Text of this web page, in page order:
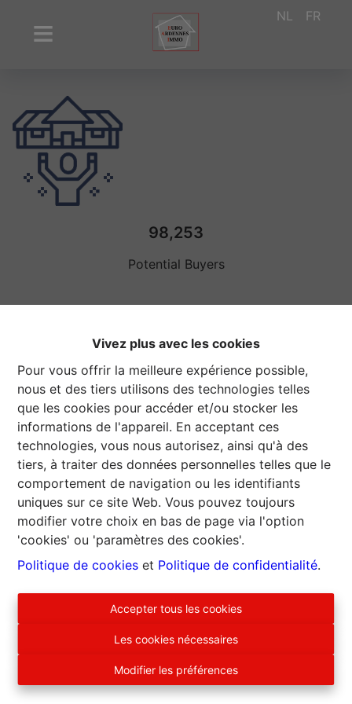
Vivez plus avec les cookies
Pour vous offrir la meilleure expérience possible,
nous et des tiers utilisons des technologies telles
que les cookies pour accéder et/ou stocker les
informations de l'appareil. En acceptant ces
technologies, vous nous autorisez, ainsi qu'à des
tiers, à traiter des données personnelles telles que le
comportement de navigation ou les identifiants
uniques sur ce site Web. Vous pouvez toujours
modifier votre choix en bas de page via l'option
'cookies' ou 'paramètres des cookies'.
Politique de cookies et Politique de confidentialité.
Accepter tous les cookies
Les cookies nécessaires
Modifier les préférences
NL FR
98,253
Potential Buyers
EURO ARDENNES IMMO srl
Bureaux : Boulevard Heynen, 5 - 6830 Bouillon